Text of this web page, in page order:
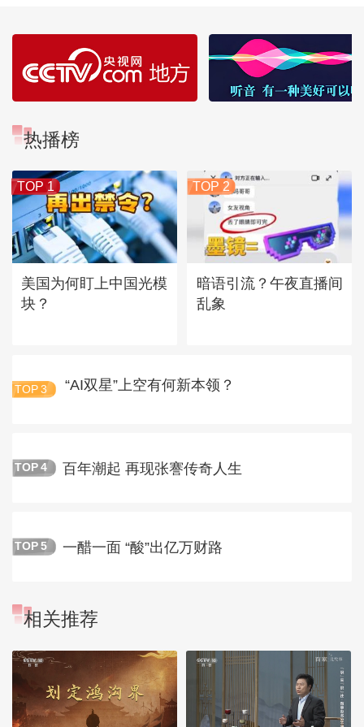
热播榜
TOP 1
美国为何盯上中国光模
块？
TOP 2
暗语引流？午夜直播间
乱象
TOP 3 “AI双星”上空有何新本领？
TOP 4 百年潮起 再现张謇传奇人生
TOP 5 一醋一面 “酸”出亿万财路
相关推荐